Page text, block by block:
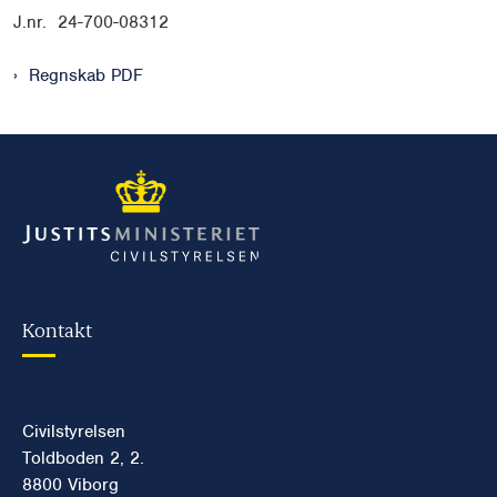
J.nr. 24-700-08312
Regnskab PDF
Kontakt
Civilstyrelsen
Toldboden 2, 2.
8800 Viborg